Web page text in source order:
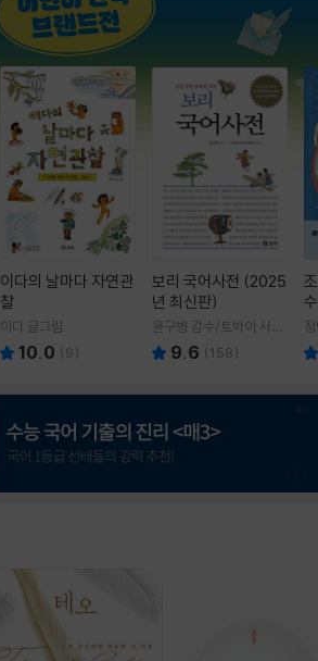
이다의 날마다 자연관
찰
이다 글그림
10.0 (9)
보리 국어사전 (2025
년 최신판)
윤구병 감수/토박이 사전
편찬실 편
9.6 (158)